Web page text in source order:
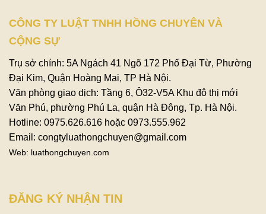
CÔNG TY LUẬT TNHH HỒNG CHUYÊN VÀ
CỘNG SỰ
Trụ sở chính: 5A Ngách 41 Ngõ 172 Phố Đại Từ, Phường
Đại Kim, Quận Hoàng Mai, TP Hà Nội.
Văn phòng giao dịch: Tầng 6, Ô32-V5A Khu đô thị mới
Văn Phú, phường Phú La, quận Hà Đông, Tp. Hà Nội.
Hotline: 0975.626.616 hoặc 0973.555.962
Email: congtyluathongchuyen@gmail.com
Web: luathongchuyen.com
ĐĂNG KÝ NHẬN TIN